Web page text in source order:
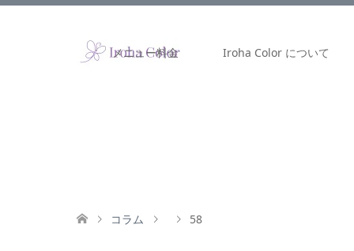
メニュー料金 Iroha Color について
コラム 58